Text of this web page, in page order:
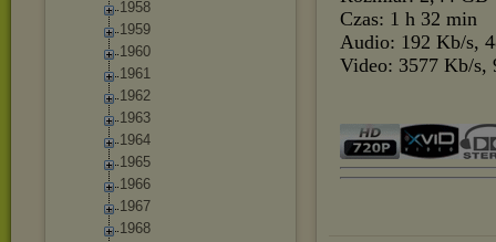
1958
1959
1960
1961
1962
1963
1964
1965
1966
1967
1968
Czas: 1 h 32 min
Audio: 192 Kb/s,
Video: 3577 Kb/